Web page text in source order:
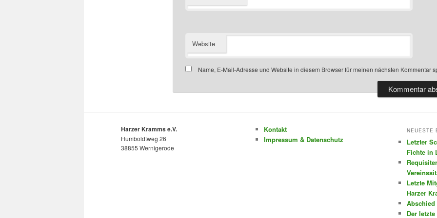
Website
Name, E-Mail-Adresse und Website in diesem Browser für meinen nächsten Kommentar
Harzer Kramms e.V.
Humboldtweg 26
38855 Wernigerode
Kontakt
Impressum & Datenschutz
NEUESTE
Letzter
Fichte in
Letzte
Harzer
Der